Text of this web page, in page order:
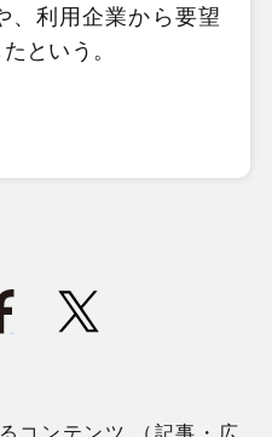
、利用企業から要望
という。
コンテンツ （記事・広